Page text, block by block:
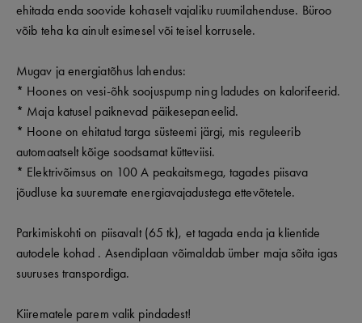
ehitada enda soovide kohaselt vajaliku ruumilahenduse. Büroo
võib teha ka ainult esimesel või teisel korrusele.
Mugav ja energiatõhus lahendus:
* Hoones on vesi-õhk soojuspump ning ladudes on kalorifeerid.
* Maja katusel paiknevad päikesepaneelid.
* Hoone on ehitatud targa süsteemi järgi, mis reguleerib
automaatselt kõige soodsamat kütteviisi.
* Elektrivõimsus on 100 A peakaitsmega, tagades piisava
jõudluse ka suuremate energiavajadustega ettevõtetele.
Parkimiskohti on piisavalt (65 tk), et tagada enda ja klientide
autodele kohad . Asendiplaan võimaldab ümber maja sõita igas
suuruses transpordiga.
Kiirematele parem valik pindadest!